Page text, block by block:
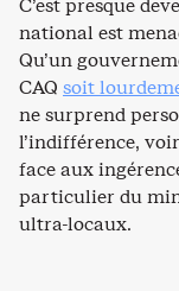
C’est presque
national est
Qu’un
CAQ soit
ne surprend
l’indifférence,
face aux
particulier du
ultra-locaux.